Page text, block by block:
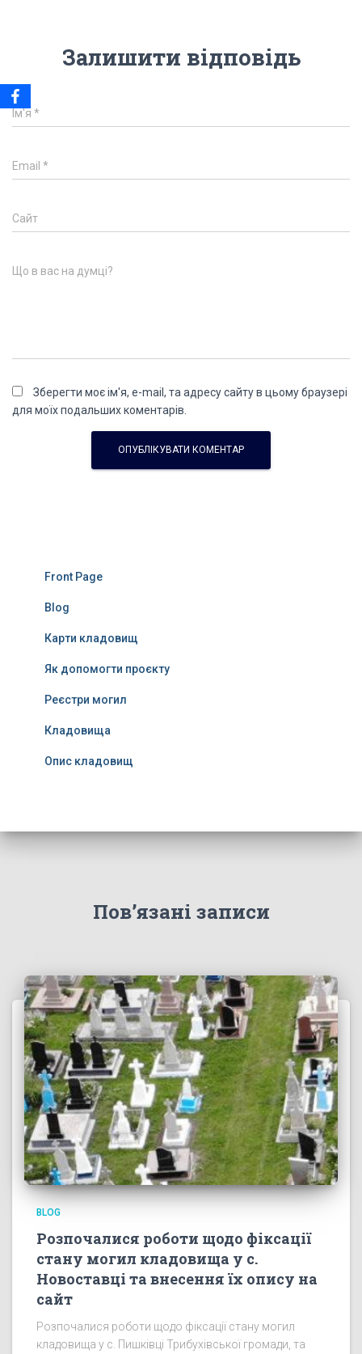
Залишити відповідь
Ім'я *
Email *
Сайт
Що в вас на думці?
Зберегти моє ім'я, e-mail, та адресу сайту в цьому браузері
для моїх подальших коментарів.
Front Page
Blog
Карти кладовищ
Як допомогти проєкту
Реєстри могил
Кладовища
Опис кладовищ
Пов’язані записи
BLOG
Розпочалися роботи щодо фіксації
стану могил кладовища у с.
Новоставці та внесення їх опису на
сайт
Розпочалися роботи щодо фіксації стану могил
кладовища у с. Пишківці Трибухівської громади, та